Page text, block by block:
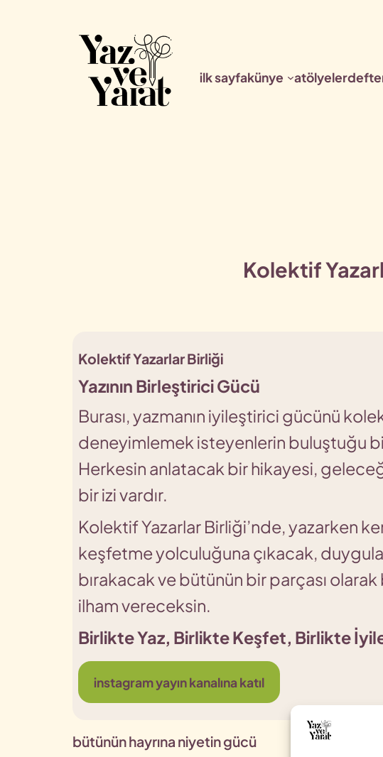
ilk sayfakünye atölyeler
Kolektif
Kolektif Yazarlar Birliği
Yazının Birleştirici Gücü
Burası, yazmanın iyileştirici gücünü
deneyimlemek isteyenlerin buluştuğu
Herkesin anlatacak bir hikayesi,
bir izi vardır.
Kolektif Yazarlar Birliği’nde, yazarken
keşfetme yolculuğuna çıkacak,
bırakacak ve bütünün bir parçası olarak
ilham vereceksin.
Birlikte Yaz, Birlikte Keşfet, Birlikte
instagram yayın kanalına katıl
bütünün hayrına niyetin gücü